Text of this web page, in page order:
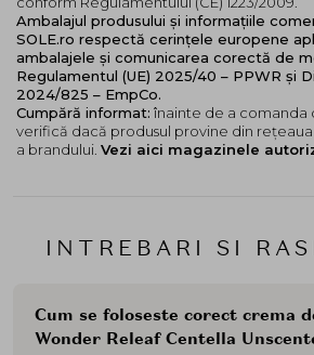
INTREBARI SI
Cum se foloseste corect crema
Wonder Releaf Centella
Ambalajul produsului și informațiile
SOLE.ro respectă cerințele europene
ambalajele și comunicarea corectă de
Regulamentul (UE) 2025/40 – PPWR și
2024/825 – EmpCo.
Cumpără informat: înainte de a comanda
verifică dacă produsul provine din
a brandului. Vezi aici magazinele